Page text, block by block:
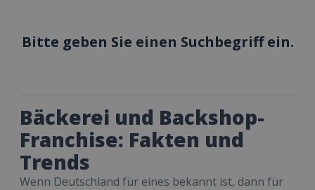
Bitte geben Sie einen Suchbegriff ein.
Bäckerei und Backshop-
Franchise: Fakten und
Trends
Wenn Deutschland für eines bekannt ist, dann für